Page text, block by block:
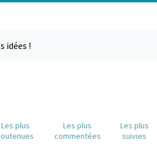
idées !
Les plus
Les plus
commentées
Les plus
suivies